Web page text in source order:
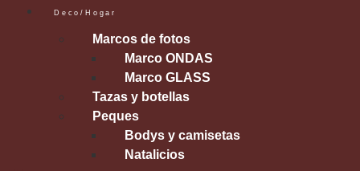
Deco/Hogar
Marcos de fotos
Marco ONDAS
Marco GLASS
Tazas y botellas
Peques
Bodys y camisetas
Natalicios